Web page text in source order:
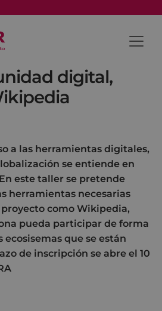
digital,
a las herramientas digitales,
se entiende en
este taller se pretende
herramientas necesarias
como Wikipedia,
pueda participar de forma
ecosisemas que se están
de inscripción se abre el 10